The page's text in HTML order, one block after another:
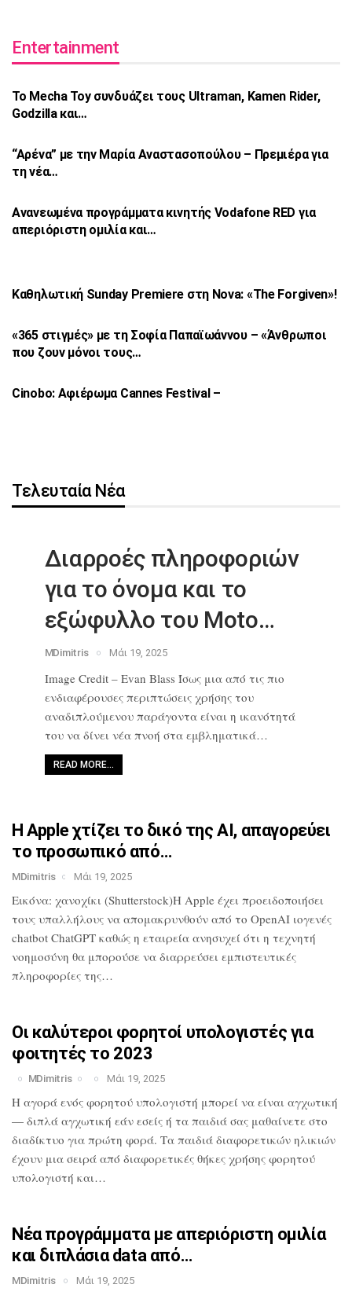
Entertainment
Το Mecha Toy συνδυάζει τους Ultraman,Kamen Rider,
Godzilla και…
“Αρένα” με την Μαρία Αναστασοπούλου – Πρεμιέρα για
τη νέα…
Ανανεωμένα προγράμματα κινητής VodafoneRED για
απεριόριστη ομιλία και…
Καθηλωτική Sunday Premiere στη Nova: «TheForgiven»!
«365 στιγμές» με τη Σοφία Παπαϊωάννου – «Άνθρωποι
που ζουν μόνοι τους…
Cinobo: Αφιέρωμα Cannes Festival –
Τελευταία Νέα
Διαρροές πληροφοριών
για το όνομακαι το
εξώφυλλο του Moto…
MDimitris Μάι 19, 2025
Image Credit – Evan Blass Ίσως μια από τις πιο
ενδιαφέρουσες περιπτώσειςχρήσης του
αναδιπλούμενου παράγονταείναι η ικανότητά
του να δίνει νέαπνοή στα εμβληματικά…
READ MORE…
Η Apple χτίζει το δικό της AI, απαγορεύει
το προσωπικό από…
MDimitris Μάι 19, 2025
Εικόνα: χανοχίκι (Shutterstock)Η Apple έχει προειδοποιήσει
τους υπαλλήλους να απομακρυνθούν από το OpenAI ιογενές
chatbot ChatGPT καθώς η εταιρεία ανησυχεί ότι η τεχνητή
νοημοσύνη θα μπορούσε να διαρρεύσει εμπιστευτικές
πληροφορίες της…
Οι καλύτεροι φορητοί υπολογιστές για
φοιτητές το 2023
MDimitris Μάι 19, 2025
Η αγορά ενός φορητού υπολογιστή μπορεί να είναι αγχωτική
— διπλά αγχωτική εάν εσείς ή τα παιδιά σας μαθαίνετε στο
διαδίκτυο για πρώτη φορά. Τα παιδιά διαφορετικών ηλικιών
έχουν μια σειρά από διαφορετικές θήκες χρήσης φορητού
υπολογιστή και…
Νέα προγράμματα με απεριόριστη ομιλία
και διπλάσια data από…
MDimitris Μάι 19, 2025